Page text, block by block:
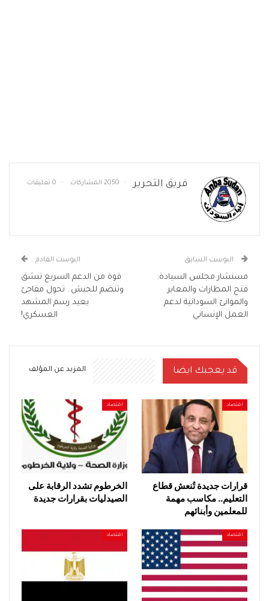
فريق التحرير 2050 المشاركات 0 تعليقات
البوست السابق
مستشار مجلس السيادة:
فتح المطارات والمعابر
والموانئ السودانية لدعم
العمل الإنساني
البوست القادم
قوة من الدعم السريع تنشق
وتنضم للجيش.. تحول مفاجئ
يعيد رسم المشهد
العسكري!
قد يعجبك ايضا المزيد عن المؤلف
اقتصاد
قرارات جديدة تُنعش قطاع
التعليم.. مكاسب مهمة
للمعلمين وأبنائهم
اقتصاد
الخرطوم تشدد الرقابة على
الصيدليات بقرارات جديدة
اقتصاد اقتصاد